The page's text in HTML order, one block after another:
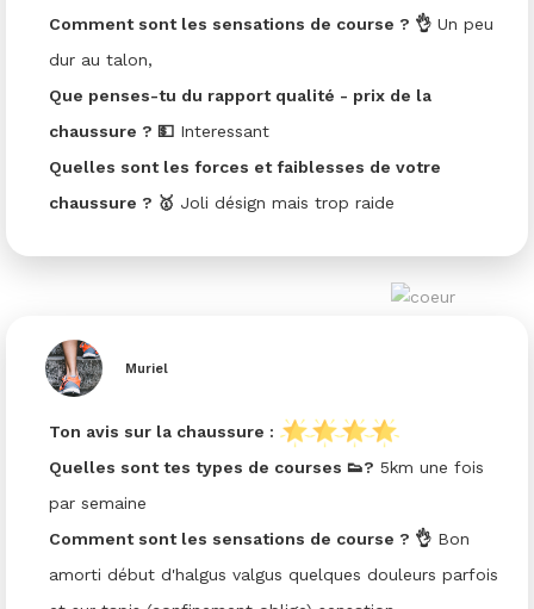
Comment sont les sensations de course ? 👌Un peu
dur au talon,
Que penses-tu du rapport qualité - prix de la
chaussure ? 💵Interessant
Quelles sont les forces et faiblesses de votre
chaussure ? 🥇 Joli désign mais trop raide
Muriel
Ton avis sur la chaussure :
Quelles sont tes types de courses 👟? 5km une fois
par semaine
Comment sont les sensations de course ? 👌Bon
amorti début d'halgus valgus quelques douleurs parfois